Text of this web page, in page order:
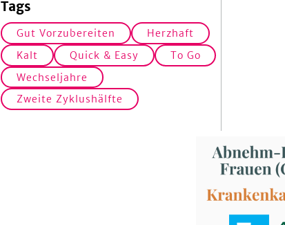
Tags
Gut Vorzubereiten
Herzhaft
Kalt
Quick & Easy
To Go
Wechseljahre
Zweite Zyklushälfte